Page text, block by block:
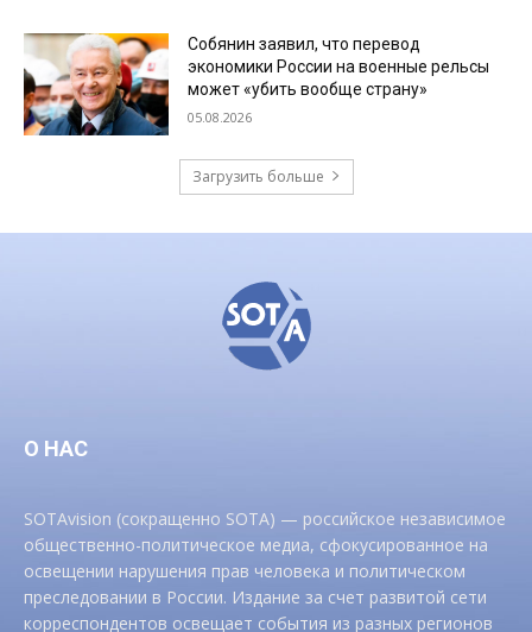
Собянин заявил, что перевод
экономики России на военные рельсы
может «убить вообще страну»
05.08.2026
Загрузить больше
О НАС
SOTAvision (сокращенно SOTA) — российское независимое
общественно-политическое медиа, сфокусированное на
освещении нарушения прав человека и политическом
преследовании в России. Издание за счет развитой сети
корреспондентов освещает события из разных регионов